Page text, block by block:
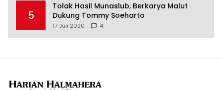
5
Tolak Hasil Munaslub, Berkarya Malut
Dukung Tommy Soeharto
17 Juli 2020 4